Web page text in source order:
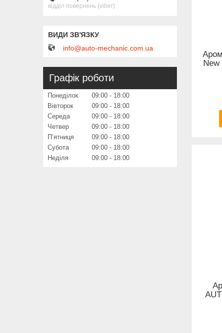
New
відділ повернень (viber)
info@auto-mechanic.com.ua
Графік роботи
Понеділок 09:00
18:00
Вівторок
09:00
18:00
Середа
09:00
18:00
Четвер
09:00
18:00
Пʼятниця
09:00
18:00
Субота
09:00
18:00
Неділя
09:00 18:00